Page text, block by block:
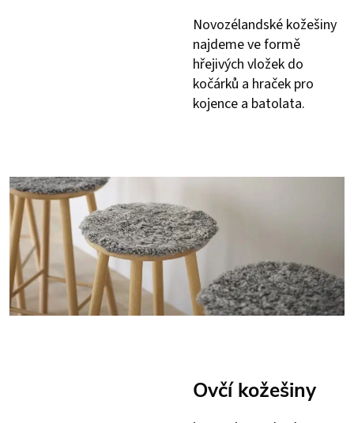
Novozélandské kožešiny
najdeme ve formě
hřejivých vložek do
kočárků a hraček pro
kojence a batolata.
Ovčí kožešiny